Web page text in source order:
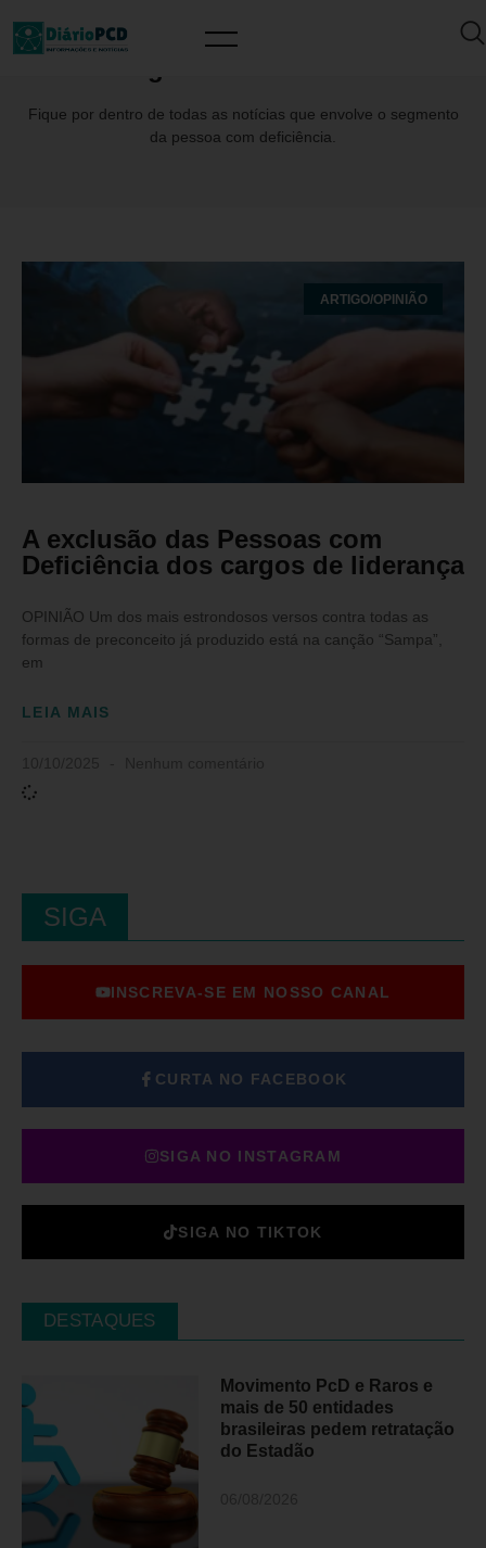
Fique por dentro de todas as notícias que envolve o segmento
da pessoa com deficiência.
ARTIGO/OPINIÃO
A exclusão das Pessoas com
Deficiência dos cargos de liderança
OPINIÃO Um dos mais estrondosos versos contra todas as
formas de preconceito já produzido está na canção “Sampa”,
em
LEIA MAIS
SIGA
INSCREVA-SE EM NOSSO CANAL
CURTA NO FACEBOOK
SIGA NO INSTAGRAM
SIGA NO TIKTOK
DESTAQUES
Movimento PcD e Raros e
mais de 50 entidades
brasileiras pedem retratação
do Estadão